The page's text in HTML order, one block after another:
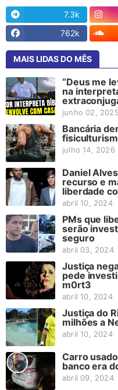
7.3k
762k
MAIS LIDAS DO MÊS
“Deus me
na
junho 02, 2025
Bancária
julho 14, 2026
Daniel
recurso e
liberdade
abril 10, 2024
PMs que
serão
seguro
abril 03, 2024
Justiça
pede
m0rt3
abril 10, 2024
Justiça do
milhões a
abril 10, 2024
Carro
banco era
abril 09, 2024